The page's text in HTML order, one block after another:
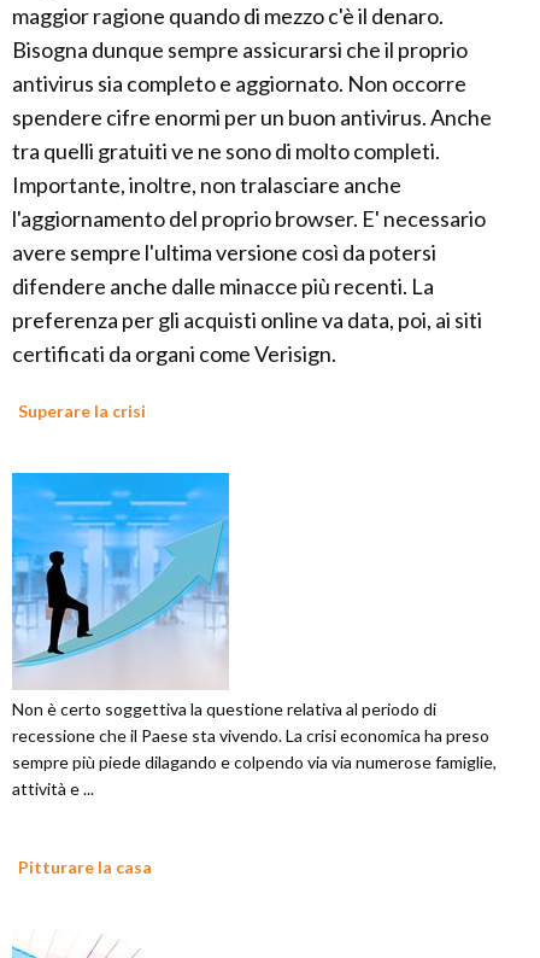
maggior ragione quando di mezzo c'è il denaro.
Bisogna dunque sempre assicurarsi che il proprio
antivirus sia completo e aggiornato. Non occorre
spendere cifre enormi per un buon antivirus. Anche
tra quelli gratuiti ve ne sono di molto completi.
Importante, inoltre, non tralasciare anche
l'aggiornamento del proprio browser. E' necessario
avere sempre l'ultima versione così da potersi
difendere anche dalle minacce più recenti. La
preferenza per gli acquisti online va data, poi, ai siti
certificati da organi come Verisign.
Superare la crisi
Non è certo soggettiva la questione relativa al periodo di
recessione che il Paese sta vivendo. La crisi economica ha preso
sempre più piede dilagando e colpendo via via numerose famiglie,
attività e ...
Pitturare la casa